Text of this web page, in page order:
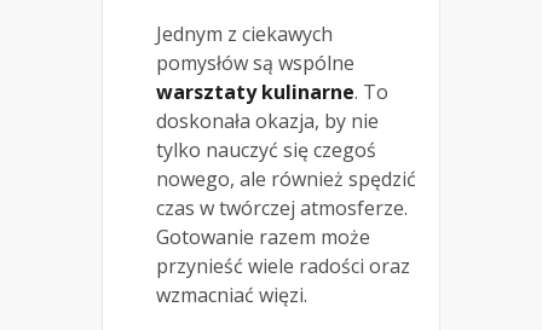
Jednym z ciekawych
pomysłów są wspólne
warsztaty kulinarne. To
doskonała okazja, by nie
tylko nauczyć się czegoś
nowego, ale również spędzić
czas w twórczej atmosferze.
Gotowanie razem może
przynieść wiele radości oraz
wzmacniać więzi.